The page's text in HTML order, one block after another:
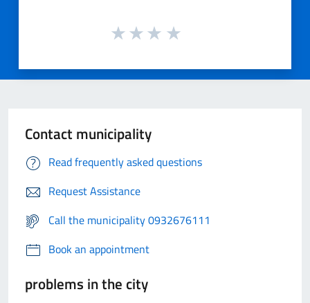
Contact municipality
Read frequently asked questions
Request Assistance
Call the municipality 0932676111
Book an appointment
problems in the city